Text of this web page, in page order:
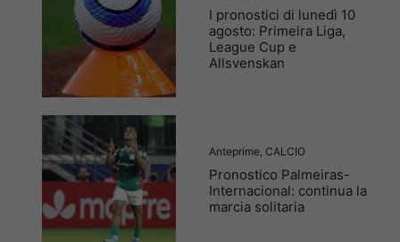
I pronostici di lunedì 10
agosto: Primeira Liga,
League Cup e
Allsvenskan
Anteprime, CALCIO
Pronostico Palmeiras-
Internacional: continua la
marcia solitaria